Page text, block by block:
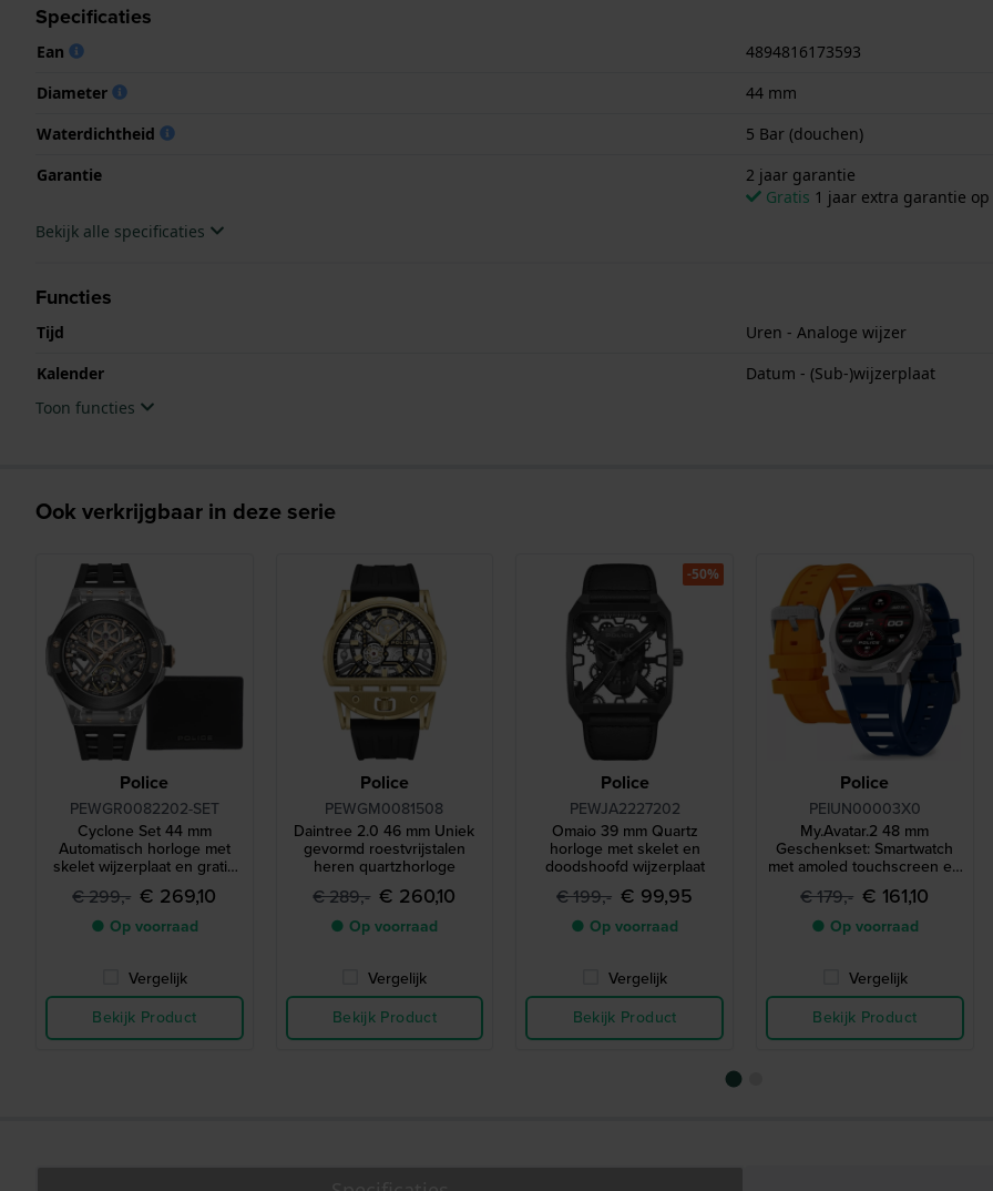
Specificaties
Ean
4894816173593
Diameter
44 mm
Waterdichtheid
5 Bar (douchen)
Garantie
2 jaar garantie
Gratis 1 jaar extra garantie
Bekijk alle specificaties
Functies
Tijd
Uren - Analoge wijzer
Kalender
Datum - (Sub-)wijzerplaat
Toon functies
Ook verkrijgbaar in deze serie
Police
PEWGR0082202-SET
Cyclone Set 44 mm
Automatisch horloge met
skelet wijzerplaat en gratis
portemonnee
€ 299,- € 269,10
● Op voorraad
Vergelijk
Bekijk Product
Police
PEWGM0081508
Daintree 2.0 46 mm Uniek
gevormd roestvrijstalen
heren quartzhorloge
€ 289,- € 260,10
● Op voorraad
Vergelijk
Bekijk Product
Police
PEWJA2227202
Omaio 39 mm Quartz
horloge met skelet en
doodshoofd wijzerplaat
€ 199,- € 99,95
● Op voorraad
Vergelijk
Bekijk Product
-50%
Police
PEIUN00003X0
My.Avatar.2 48 mm
Geschenkset: Smartwatch
met amoled touchscreen en
extra siliconen bandje
€ 179,- € 161,10
● Op voorraad
Vergelijk
Bekijk Product